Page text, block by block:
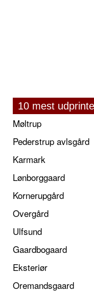
10 mest
Møltrup
Pederstrup avlsgård
Karmark
Lønborggaard
Kornerupgård
Overgård
Ulfsund
Gaardbogaard
Eksteriør
Oremandsgaard